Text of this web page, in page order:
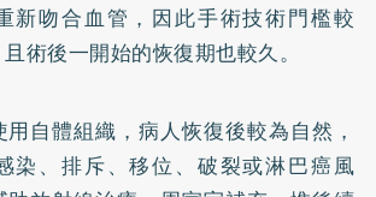
新吻合血管，因此手術技術門檻較
術後一開始的恢復期也較久。
自體組織，病人恢復後較為自然，
染、排斥、移位、破裂或淋巴癌風